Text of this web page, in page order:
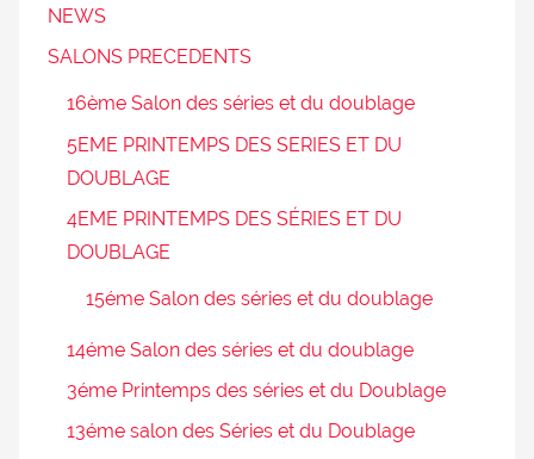
NEWS
SALONS PRECEDENTS
16ème Salon des séries et du doublage
5EME PRINTEMPS DES SERIES ET DU
DOUBLAGE
4EME PRINTEMPS DES SÉRIES ET DU
DOUBLAGE
15éme Salon des séries et du doublage
14éme Salon des séries et du doublage
3éme Printemps des séries et du Doublage
13éme salon des Séries et du Doublage